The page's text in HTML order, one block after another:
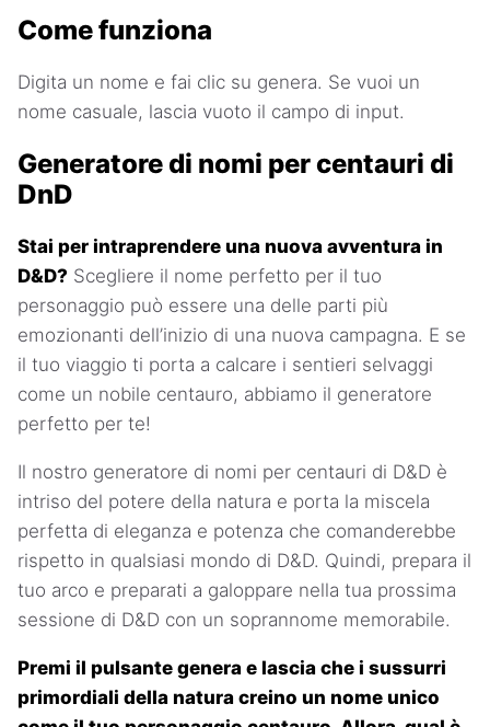
Come funziona
Digita un nome e fai clic su genera. Se vuoi un
nome casuale, lascia vuoto il campo di input.
Generatore di nomi per centauri di
DnD
Stai per intraprendere una nuova avventura in
D&D? Scegliere il nome perfetto per il tuo
personaggio può essere una delle parti più
emozionanti dell’inizio di una nuova campagna. E se
il tuo viaggio ti porta a calcare i sentieri selvaggi
come un nobile centauro, abbiamo il generatore
perfetto per te!
Il nostro generatore di nomi per centauri di D&D è
intriso del potere della natura e porta la miscela
perfetta di eleganza e potenza che comanderebbe
rispetto in qualsiasi mondo di D&D. Quindi, prepara il
tuo arco e preparati a galoppare nella tua prossima
sessione di D&D con un soprannome memorabile.
Premi il pulsante genera e lascia che i sussurri
primordiali della natura creino un nome unico